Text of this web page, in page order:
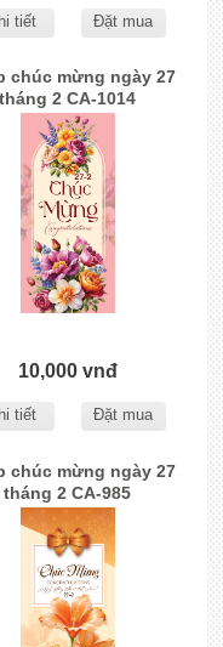
tiết Đặt mua
chúc mừng ngày 27
tháng 2 CA-1014
10,000 vnđ
tiết Đặt mua
chúc mừng ngày 27
tháng 2 CA-985